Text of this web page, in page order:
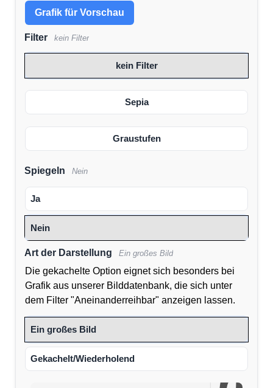
Grafik für Vorschau
Filter kein Filter
kein Filter
Sepia
Graustufen
Spiegeln Nein
Ja
Nein
Art der Darstellung Ein großes Bild
Die gekachelte Option eignet sich besonders bei
Grafik aus unserer Bilddatenbank, die sich unter
dem Filter "Aneinanderreihbar" anzeigen lassen.
Ein großes Bild
Gekachelt/Wiederholend